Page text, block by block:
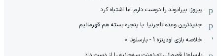
پیروز: بیرانوند را دوست دارم اما اشتباه کرد
جدیدترین وعده تاجرنیا: با پنجره بسته هم قهرمانیم
خلاصه بازی اودینزه 1 - بارسلونا 0